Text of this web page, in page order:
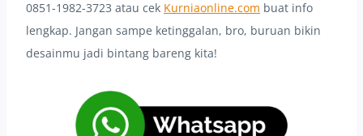
0851-1982-3723 atau cek Kurniaonline.com buat info
lengkap. Jangan sampe ketinggalan, bro, buruan bikin
desainmu jadi bintang bareng kita!